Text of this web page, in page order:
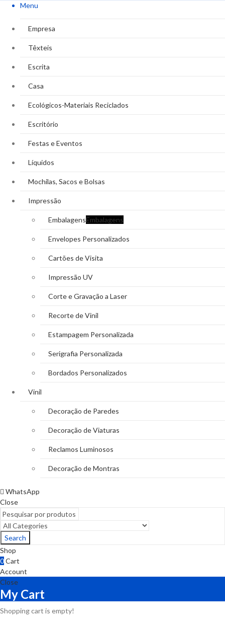
Menu
Empresa
Têxteis
Escrita
Casa
Ecológicos-Materiais Reciclados
Escritório
Festas e Eventos
Líquidos
Mochilas, Sacos e Bolsas
Impressão
EmbalagensEmbalagens
Envelopes Personalizados
Cartões de Visita
Impressão UV
Corte e Gravação a Laser
Recorte de Vinil
Estampagem Personalizada
Serigrafia Personalizada
Bordados Personalizados
Vinil
Decoração de Paredes
Decoração de Viaturas
Reclamos Luminosos
Decoração de Montras
WhatsApp
Close
Search
Shop
0Cart
Account
Close
My Cart
Shopping cart is empty!